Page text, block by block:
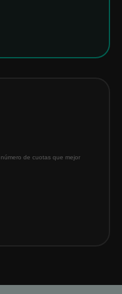
de cuotas que mejor